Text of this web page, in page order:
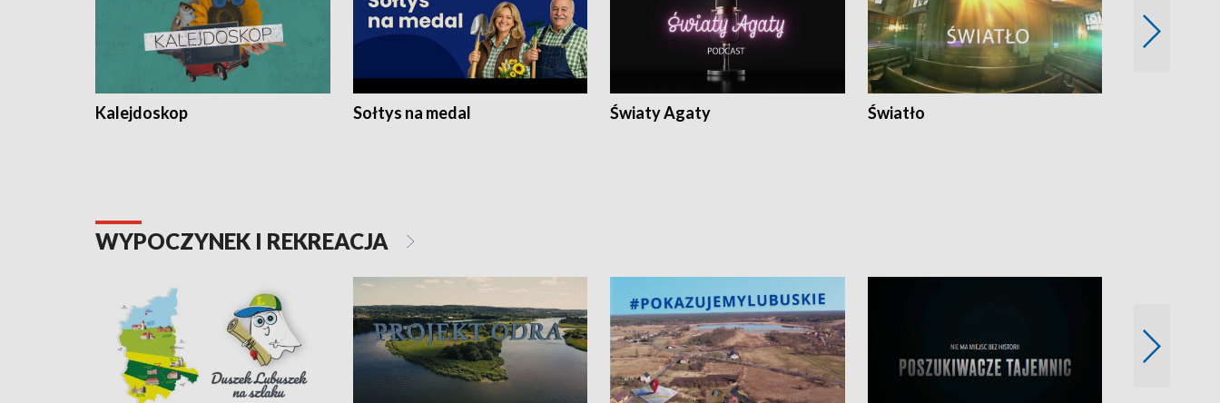
Kalejdoskop Sołtys na medal Światy Agaty Światło
WYPOCZYNEK I REKREACJA